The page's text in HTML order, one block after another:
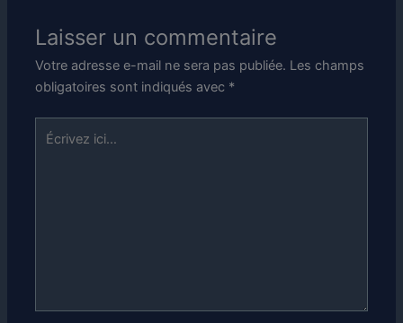
Laisser un commentaire
Votre adresse e-mail ne sera pas publiée. Les champs
obligatoires sont indiqués avec *
Écrivez
ici…